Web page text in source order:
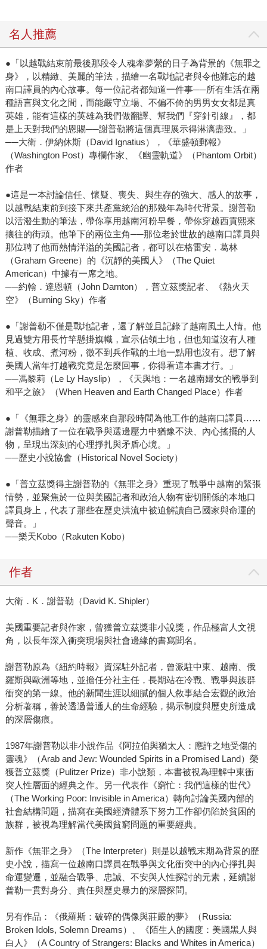
名人推薦
●「以越戰結束前最後那段令人魂牽夢縈的日子為背景的《無罪之
身》，以精緻、美麗的筆法，描繪一名戰地記者與令他難忘的越
南口譯員的內心故事。每一位記者都知道一件事──所有生活在兩
種語言與文化之間，而能嚴守立場、不偏不倚的男男女女都是真
英雄，能有這樣的英雄為我們做翻譯、幫我們『穿針引線』，都
是上天對我們的恩賜──謝普勒將這個真理展示得淋漓盡致。」
──大衛．伊納休斯（David Ignatius），《華盛頓郵報》
（Washington Post）專欄作家、《幽靈軌道》（Phantom Orbit）
作者
●這是一本討論信任、懷疑、喪失、與生存的強大、感人的故事，
以越戰結束前到接下來共產黨統治的那幾年為時代背景。謝普勒
以活潑生動的筆法，帶你享用越南河粉早餐，帶你穿越西貢熙來
攘往的街頭。他筆下的兩位主角──那位老於世故的越南口譯員與
那位聘了他而熱情洋溢的美國記者，都可以在格雷安．葛林
（Graham Greene）的《沉靜的美國人》（The Quiet
American）中據有一席之地。
──約翰．達恩頓（John Darnton），普立茲獎記者、《熱火天
空》（Burning Sky）作者
●「謝普勒不僅是戰地記者，還了解並且記錄了越南風土人情。他
見過雙方用長竹竿懸掛旗幟，宣示佔領土地，但也知道沒有人種
植、收成、煮河粉，徵不到兵作戰的土地一點用也沒有。想了解
美國人當年打越戰究竟是怎麼回事，你得看這本書才行。」
──馮黎莉（Le Ly Hayslip），《天與地：一名越南婦女的戰爭到
和平之旅》（When Heaven and Earth Changed Place）作者
●「《無罪之身》的靈感來自那段時間為他工作的越南口譯員……
謝普勒描繪了一位在戰爭與選邊壓力中猶豫不決、內心搖擺的人
物，呈現出深刻的心理掙扎與矛盾心境。」
──歷史小說協會（Historical Novel Society）
●「普立茲獎得主謝普勒的《無罪之身》重現了戰爭中越南的緊張
情勢，並聚焦於一位與美國記者和政治人物有密切關係的本地口
譯員身上，代表了那些在歷史洪流中被迫解讀自己國家與命運的
聲音。」
──樂天Kobo（Rakuten Kobo）
作者
大衛．K．謝普勒（David K. Shipler）
美國重要記者與作家，曾獲普立茲獎非小說獎，作品極富人文視
角，以長年深入衝突現場與社會邊緣的書寫聞名。
謝普勒原為《紐約時報》資深駐外記者，曾派駐中東、越南、俄
羅斯與歐洲等地，並擔任分社主任，長期站在冷戰、戰爭與族群
衝突的第一線。他的新聞生涯以細膩的個人敘事結合宏觀的政治
分析著稱，善於透過普通人的生命經驗，揭示制度與歷史所造成
的深層傷痕。
1987年謝普勒以非小說作品《阿拉伯與猶太人：應許之地受傷的
靈魂》（Arab and Jew: Wounded Spirits in a Promised Land）榮
獲普立茲獎（Pulitzer Prize）非小說類，本書被視為理解中東衝
突人性層面的經典之作。另一代表作《窮忙：我們這樣的世代》
（The Working Poor: Invisible in America）轉向討論美國內部的
社會結構問題，描寫在美國經濟體系下努力工作卻仍陷於貧困的
族群，被視為理解當代美國貧窮問題的重要經典。
新作《無罪之身》（The Interpreter）則是以越戰末期為背景的歷
史小說，描寫一位越南口譯員在戰爭與文化衝突中的內心掙扎與
命運變遷，並融合戰爭、忠誠、不安與人性探討的元素，延續謝
普勒一貫對身分、責任與歷史暴力的深層探問。
另有作品：《俄羅斯：破碎的偶像與莊嚴的夢》（Russia:
Broken Idols, Solemn Dreams）、《陌生人的國度：美國黑人與
白人》（A Country of Strangers: Blacks and Whites in America）